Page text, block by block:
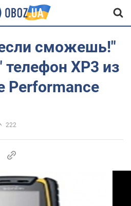
сможешь!"
XP3 из
Performance
222